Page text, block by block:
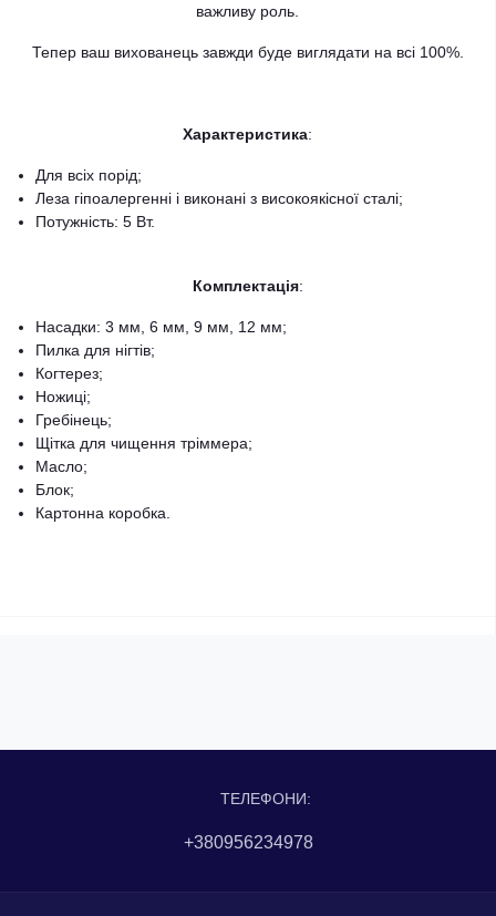
важливу роль.
Тепер ваш вихованець завжди буде виглядати на всі 100%.
Характеристика:
Для всіх порід;
Леза гіпоалергенні і виконані з високоякісної сталі;
Потужність: 5 Вт.
Комплектація:
Насадки: 3 мм, 6 мм, 9 мм, 12 мм;
Пилка для нігтів;
Когтерез;
Ножиці;
Гребінець;
Щітка для чищення тріммера;
Масло;
Блок;
Картонна коробка.
ТЕЛЕФОНИ:
+380956234978